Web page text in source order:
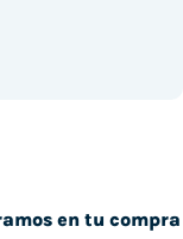
en tu compra